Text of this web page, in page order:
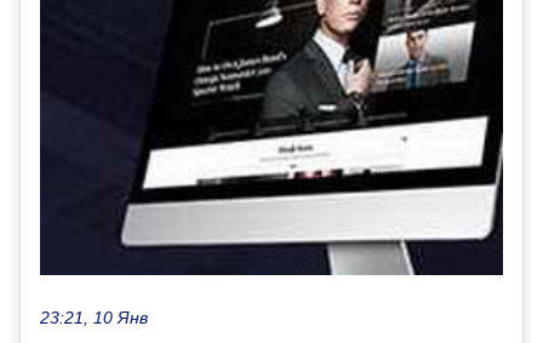
23:21, 10 Янв